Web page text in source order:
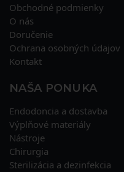
Obchodné podmienky
O nás
Doručenie
Ochrana osobných údajov
Kontakt
NAŠA PONUKA
Endodoncia a dostavba
Výplňové materiály
Nástroje
Chirurgia
Sterilizácia a dezinfekcia